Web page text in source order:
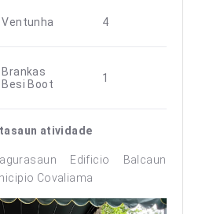
Ventunha 4
Brankas
Besi Boot
1
atividade
Edificio Balcaun
Covaliama